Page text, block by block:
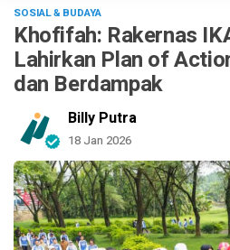
SOSIAL & BUDAYA
Khofifah: Rakernas
Lahirkan Plan of
dan Berdampak
Billy Putra
18 Jan 2026